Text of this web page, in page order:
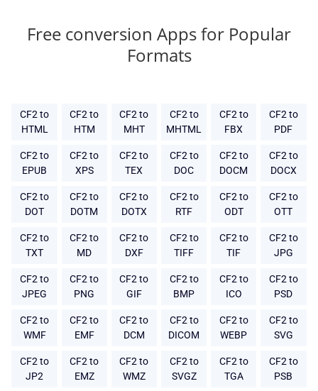
Free conversion Apps for Popular
Formats
CF2 to
HTML
CF2 to
HTM
CF2 to
MHT
CF2 to
MHTML
CF2 to
FBX
CF2 to
PDF
CF2 to
EPUB
CF2 to
XPS
CF2 to
TEX
CF2 to
DOC
CF2 to
DOCM
CF2 to
DOCX
CF2 to
DOT
CF2 to
DOTM
CF2 to
DOTX
CF2 to
RTF
CF2 to
ODT
CF2 to
OTT
CF2 to
TXT
CF2 to
MD
CF2 to
DXF
CF2 to
TIFF
CF2 to
TIF
CF2 to
JPG
CF2 to
JPEG
CF2 to
PNG
CF2 to
GIF
CF2 to
BMP
CF2 to
ICO
CF2 to
PSD
CF2 to
WMF
CF2 to
EMF
CF2 to
DCM
CF2 to
DICOM
CF2 to
WEBP
CF2 to
SVG
CF2 to
JP2
CF2 to
EMZ
CF2 to
WMZ
CF2 to
SVGZ
CF2 to
TGA
CF2 to
PSB